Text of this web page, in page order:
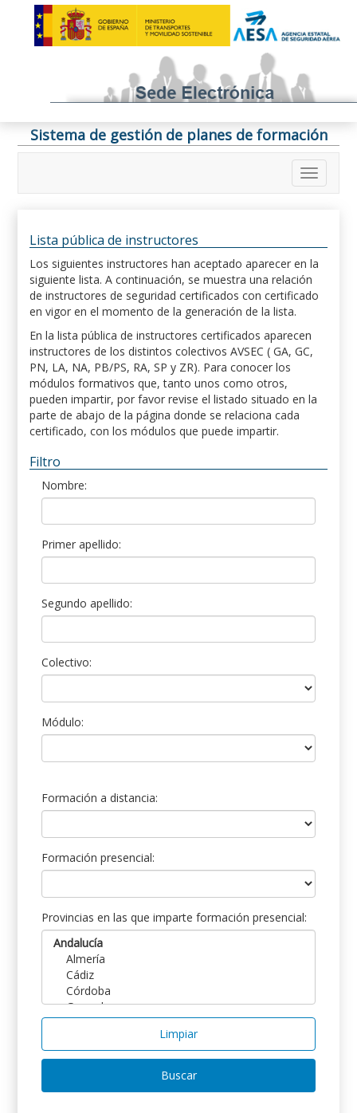
Sistema de gestión de planes de formación
Lista pública de instructores
Los siguientes instructores han aceptado aparecer en la
siguiente lista. A continuación, se muestra una relación
de instructores de seguridad certificados con certificado
en vigor en el momento de la generación de la lista.
En la lista pública de instructores certificados aparecen
instructores de los distintos colectivos AVSEC ( GA, GC,
PN, LA, NA, PB/PS, RA, SP y ZR). Para conocer los
módulos formativos que, tanto unos como otros,
pueden impartir, por favor revise el listado situado en la
parte de abajo de la página donde se relaciona cada
certificado, con los módulos que puede impartir.
Filtro
Nombre:
Primer apellido:
Segundo apellido:
Colectivo:
Módulo:
Formación a distancia:
Formación presencial:
Provincias en las que imparte formación presencial:
Limpiar
Buscar